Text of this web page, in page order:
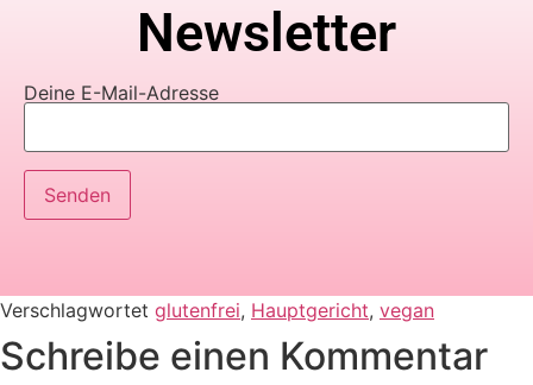
Newsletter
Deine E-Mail-Adresse
Verschlagwortet glutenfrei, Hauptgericht, vegan
Schreibe einen Kommentar